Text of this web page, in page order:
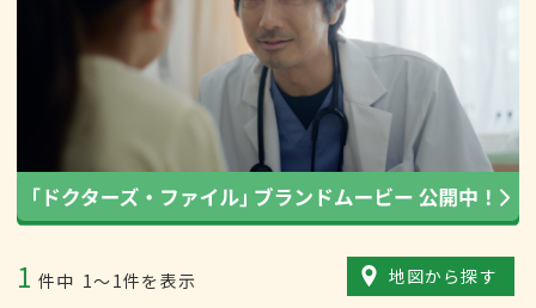
1 件中 1〜1件を表示 地図から探す